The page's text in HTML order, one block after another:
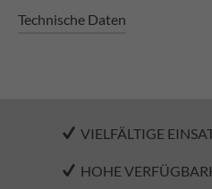
Technische Daten
VIELFÄLTIGE
HOHE